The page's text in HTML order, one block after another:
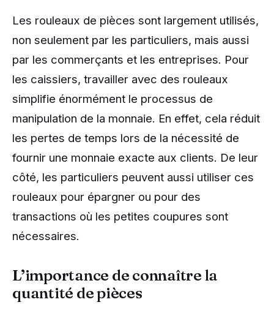
Les rouleaux de pièces sont largement utilisés,
non seulement par les particuliers, mais aussi
par les commerçants et les entreprises. Pour
les caissiers, travailler avec des rouleaux
simplifie énormément le processus de
manipulation de la monnaie. En effet, cela réduit
les pertes de temps lors de la nécessité de
fournir une monnaie exacte aux clients. De leur
côté, les particuliers peuvent aussi utiliser ces
rouleaux pour épargner ou pour des
transactions où les petites coupures sont
nécessaires.
L’importance de connaître la
quantité de pièces